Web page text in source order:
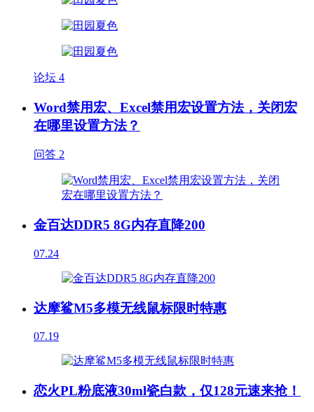
论坛 4
Word禁用宏、Excel禁用宏设置方法，关闭宏
在哪里设置方法？
问答 2
金百达DDR5 8G内存直降200
07.24
达摩鲨M5多模无线鼠标限时特惠
07.19
恋火PL粉底液30ml瓷白款，仅128元速来抢！